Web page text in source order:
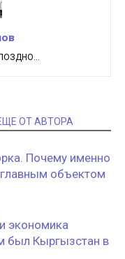
ОТ АВТОРА
Почему именно
объектом
экономика
был Кыргызстан в